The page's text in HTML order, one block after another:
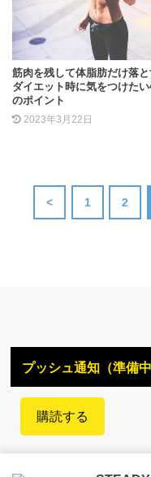
筋肉を残して体脂肪だけ落と
ダイエット時に気をつけた
のポイント
2023年3月22日
< 1 2
プッシュ通知（準備中
購読する